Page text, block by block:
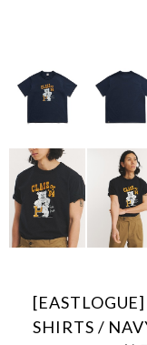
SHIRTS /